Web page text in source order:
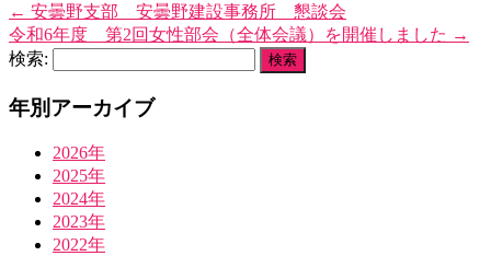
← 安曇野支部 安曇野建設事務所 懇談会
令和6年度 第2回女性部会（全体会議）を開催しました →
検索:
年別アーカイブ
2026年
2025年
2024年
2023年
2022年